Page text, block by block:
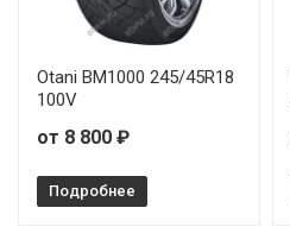
Otani BM1000 245/45R18
100V
от 8 800 ₽
Подробнее